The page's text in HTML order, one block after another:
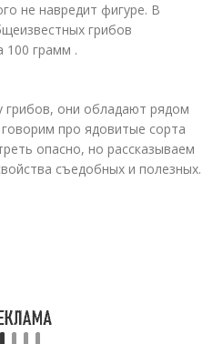
не навредит фигуре. В
грибов
100 грамм .
грибов, они обладают рядом
про ядовитые сорта
опасно, но рассказываем
съедобных и полезных.